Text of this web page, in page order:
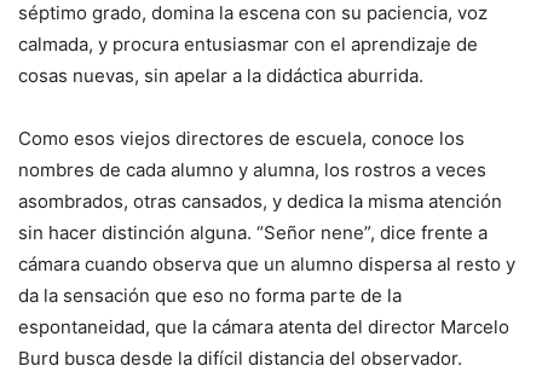
séptimo grado, domina la escena con su paciencia, voz
calmada, y procura entusiasmar con el aprendizaje de
cosas nuevas, sin apelar a la didáctica aburrida.
Como esos viejos directores de escuela, conoce los
nombres de cada alumno y alumna, los rostros a veces
asombrados, otras cansados, y dedica la misma atención
sin hacer distinción alguna. “Señor nene”, dice frente a
cámara cuando observa que un alumno dispersa al resto y
da la sensación que eso no forma parte de la
espontaneidad, que la cámara atenta del director Marcelo
Burd busca desde la difícil distancia del observador.